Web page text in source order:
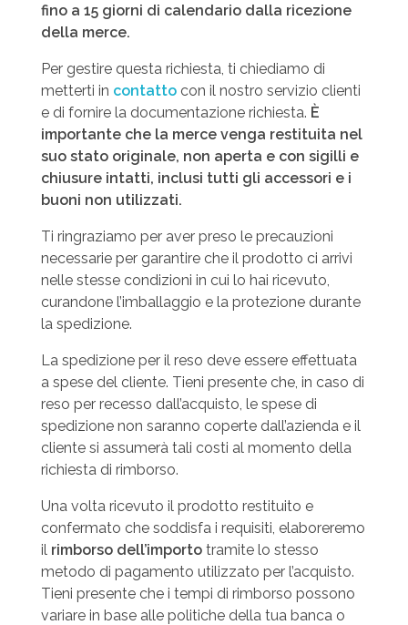
fino a 15 giorni di calendario dalla ricezione
della merce.
Per gestire questa richiesta, ti chiediamo di
metterti in contatto con il nostro servizio clienti
e di fornire la documentazione richiesta. È
importante che la merce venga restituita nel
suo stato originale, non aperta e con sigilli e
chiusure intatti, inclusi tutti gli accessori e i
buoni non utilizzati.
Ti ringraziamo per aver preso le precauzioni
necessarie per garantire che il prodotto ci arrivi
nelle stesse condizioni in cui lo hai ricevuto,
curandone l’imballaggio e la protezione durante
la spedizione.
La spedizione per il reso deve essere effettuata
a spese del cliente. Tieni presente che, in caso di
reso per recesso dall’acquisto, le spese di
spedizione non saranno coperte dall’azienda e il
cliente si assumerà tali costi al momento della
richiesta di rimborso.
Una volta ricevuto il prodotto restituito e
confermato che soddisfa i requisiti, elaboreremo
il rimborso dell’importo tramite lo stesso
metodo di pagamento utilizzato per l’acquisto.
Tieni presente che i tempi di rimborso possono
variare in base alle politiche della tua banca o